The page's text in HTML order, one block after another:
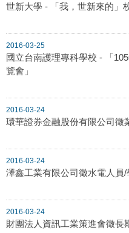
世新大學 - 「我，世新來的」
2016-03-25
國立台南護理專科學校 - 「
覽會」
2016-03-24
環華證券金融股份有限公司徵
2016-03-24
澤鑫工業有限公司徵水電人員/
2016-03-24
財團法人資訊工業策進會徵長